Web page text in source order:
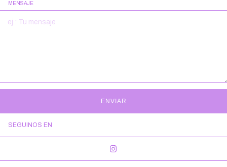
MENSAJE
ENVIAR
SEGUINOS EN